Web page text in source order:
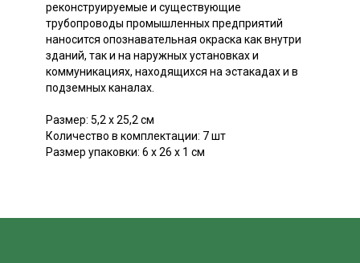
реконструируемые и существующие
трубопроводы промышленных предприятий
наносится опознавательная окраска как внутри
зданий, так и на наружных установках и
коммуникациях, находящихся на эстакадах и в
подземных каналах.
Размер: 5,2 х 25,2 см
Количество в комплектации: 7 шт
Размер упаковки: 6 х 26 х 1 см